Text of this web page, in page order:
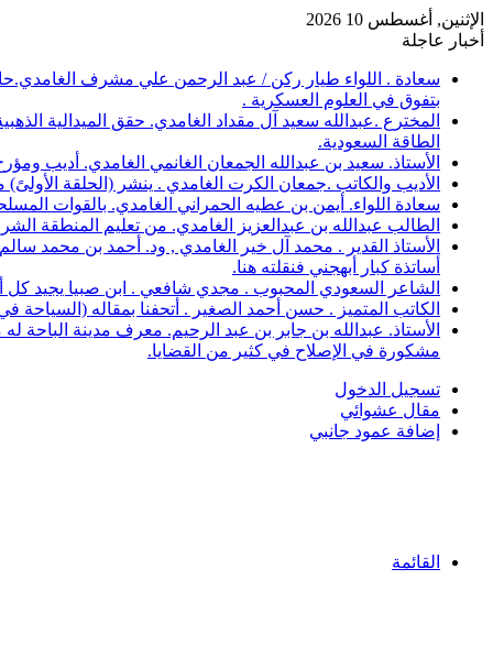
الإثنين, أغسطس 10 2026
أخبار عاجلة
سعادة . اللواء طيار ركن / عبد الرحمن علي مشرف
بتفوق في العلوم العسكرية .
الطاقة السعودية.
الأستاذ. سعيد بن عبدالله الجمعان الغانمي الغامدي. أديب ومؤرخ
الأديب والكاتب .جمعان الكرت الغامدي . ينشر (الحلقة
سعادة اللواء. أيمن بن عطيه الحمراني الغامدي. بالقوات
الطالب عبدالله بن عبدالعزيز الغامدي. من تعليم المنطقة الشرقية، حصل
الأستاذ القدير . محمد آل خير الغامدي , ود. أحمد بن محمد
أساتذة كبار أبهجني فنقلته هنا.
الشاعر السعودي المحبوب . مجدي شافعي . ابن صبيا يجيد كل
الكاتب المتميز . حسن أحمد الصغير . أتحفنا بمقاله (السياحة
الأستاذ. عبدالله بن جابر بن عبد الرحيم. معرف مدينة
مشكورة في الإصلاح في كثير من القضايا.
تسجيل الدخول
مقال عشوائي
إضافة عمود جانبي
القائمة